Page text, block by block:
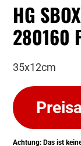
HG
280160
35x12cm
Achtung: Das ist